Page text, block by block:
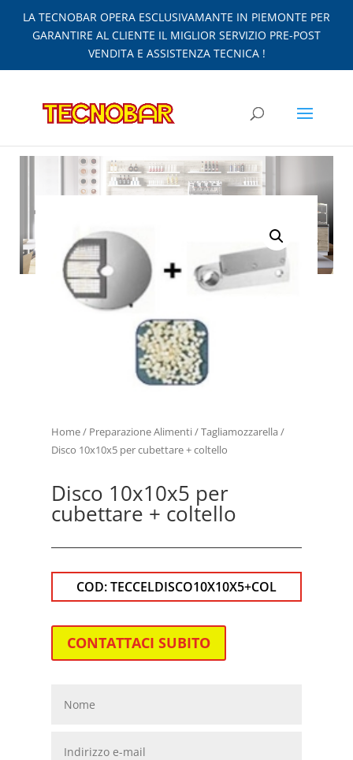
LA TECNOBAR OPERA ESCLUSIVAMANTE IN PIEMONTE PER
GARANTIRE AL CLIENTE IL MIGLIOR SERVIZIO PRE-POST
VENDITA E ASSISTENZA TECNICA !
Home/ Preparazione Alimenti/Tagliamozzarella /
Disco 10x10x5 per cubettare + coltello
Disco 10x10x5 per
cubettare + coltello
COD:TECCELDISCO10X10X5+COL
CONTATTACI SUBITO